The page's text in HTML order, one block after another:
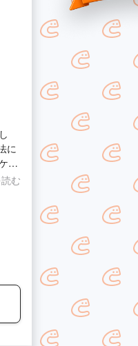
ッ
、む